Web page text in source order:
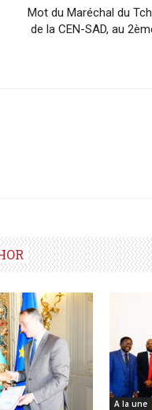
Mot du Maréchal du
de la CEN-SAD, au
A la une